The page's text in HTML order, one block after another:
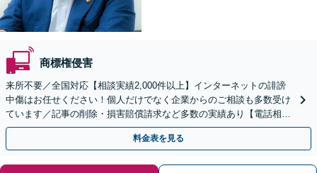
商標権侵害
来所不要／全国対応【相談実績2,000件以上】インターネットの誹謗
中傷はお任せください！個人だけでなく企業からのご相談も多数受け
ています／記事の削除・損害賠償請求など多数の実績あり【電話相談
可】【初回相談無料】【夜間休日面談可】
料金表を見る